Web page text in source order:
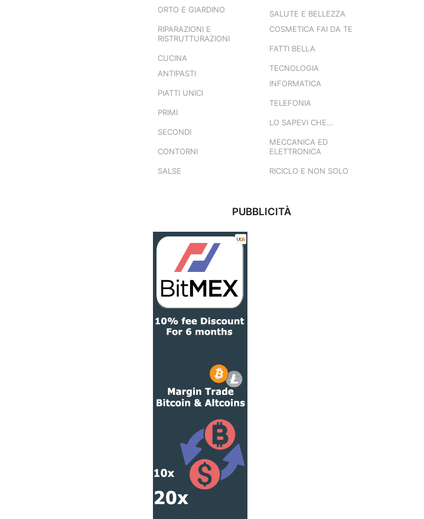
ORTO E GIARDINO
RIPARAZIONI E
RISTRUTTURAZIONI
CUCINA
ANTIPASTI
PIATTI UNICI
PRIMI
SECONDI
CONTORNI
SALSE
SALUTE E BELLEZZA
COSMETICA FAI DA TE
FATTI BELLA
TECNOLOGIA
INFORMATICA
TELEFONIA
LO SAPEVI CHE…
MECCANICA ED
ELETTRONICA
RICICLO E NON SOLO
PUBBLICITÀ